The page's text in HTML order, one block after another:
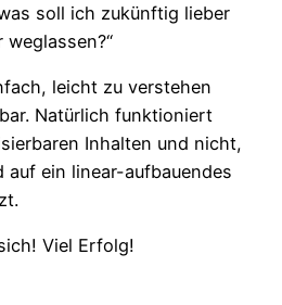
soll ich zukünftig lieber
leicht zu verstehen
Natürlich funktioniert
Inhalten und nicht,
auf ein linear-aufbauendes
Viel Erfolg!